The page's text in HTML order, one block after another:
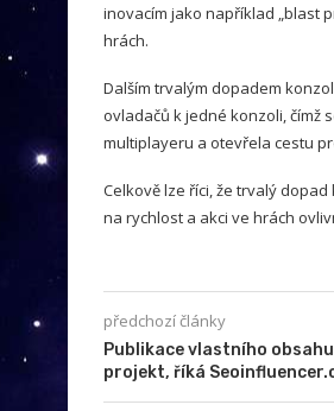
inovacím jako například „blast
hrách.
Dalším trvalým dopadem
ovladačů k jedné konzoli, čímž
multiplayeru a otevřela cestu
Celkově lze říci, že trvalý
na rychlost a akci ve hrách
předchozí články
Publikace vlastního
projekt, říká